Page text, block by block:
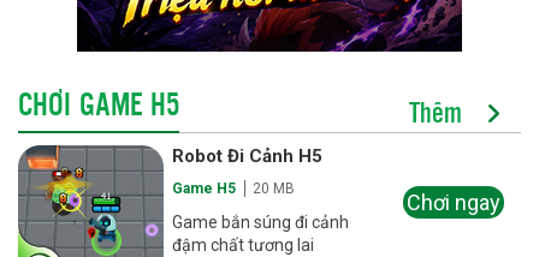
CHƠI GAME H5 Thêm
Robot Đi Cảnh H5
Game H5 20 MB
Game bắn súng đi cảnh
đậm chất tương lai
Chơi ngay